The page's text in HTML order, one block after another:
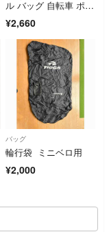
ル バッグ 自転車 ポー
ン 緑
¥2,660
バッグ
輪行袋 ミニベロ用
¥2,000